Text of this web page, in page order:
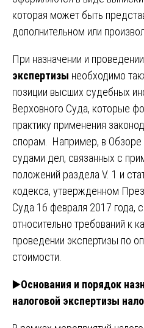
которая может быть
дополнительном или
При назначении и проведении
экспертизы необходимо
позиции высших судебных
Верховного Суда, которые
практику применения
спорам. Например, в Обзоре
судами дел, связанных с
положений раздела V. 1 и
кодекса, утвержденном
Суда 16 февраля 2017 года,
относительно требований к
проведении экспертизы по
стоимости.
▶️Основания и порядок
налоговой экспертизы